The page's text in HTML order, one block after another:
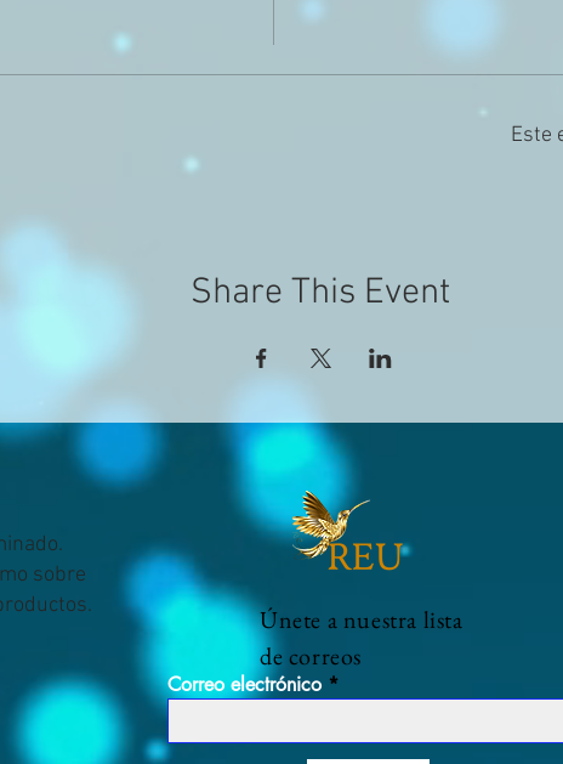
Este
Share This Event
sobre
Únete a nuestra lista
de correos
Correo electrónico